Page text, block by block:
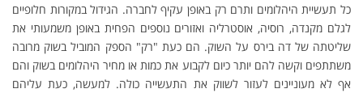
כל תעשיית היהלומים ותרם רק באופן עקיף לחברה. הגידול במקורות חלופיים
לגלם מקנדה, רוסיה, אוסטרליה ואזורים נוספים הפחית באופן משמעותי את
שליטתה של דה בירס על השוק. הם כעת "רק" הספק המוביל בשוק מרובה
משתתפים וקשה להם יותר כיום לקבוע את כמות או מחיר היהלומים בשוק והם
אף לא מעוניינים לעזור לשווק את התעשייה כולה. למעשה, כעת עליהם